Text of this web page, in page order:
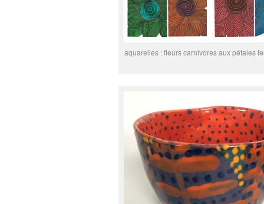
aquarelles : fleurs carnivores aux pétales